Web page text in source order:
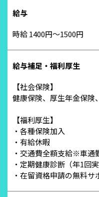
給与
時給 1400円～1500円
給与補足・福利厚生
【社会保険】
健康保険、厚生年金保険
【福利厚生】
・各種保険加入
・有給休暇
・交通費全額支給※車通
・定期健康診断（年1回実
・在留資格申請の無料サ